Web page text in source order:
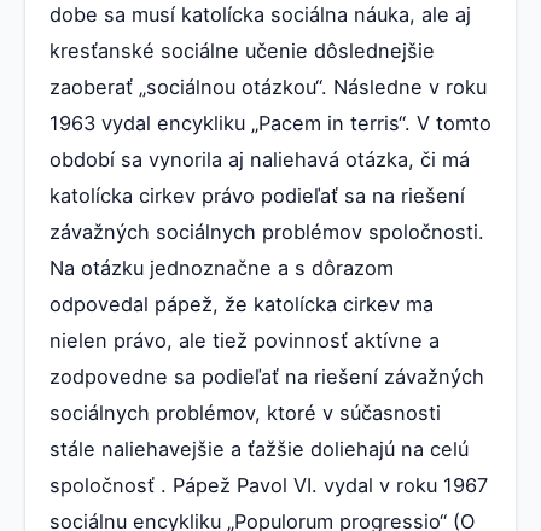
dobe sa musí katolícka sociálna náuka, ale aj
kresťanské sociálne učenie dôslednejšie
zaoberať „sociálnou otázkou“. Následne v roku
1963 vydal encykliku „Pacem in terris“. V tomto
období sa vynorila aj naliehavá otázka, či má
katolícka cirkev právo podieľať sa na riešení
závažných sociálnych problémov spoločnosti.
Na otázku jednoznačne a s dôrazom
odpovedal pápež, že katolícka cirkev ma
nielen právo, ale tiež povinnosť aktívne a
zodpovedne sa podieľať na riešení závažných
sociálnych problémov, ktoré v súčasnosti
stále naliehavejšie a ťažšie doliehajú na celú
spoločnosť . Pápež Pavol VI. vydal v roku 1967
sociálnu encykliku „Populorum progressio“ (O